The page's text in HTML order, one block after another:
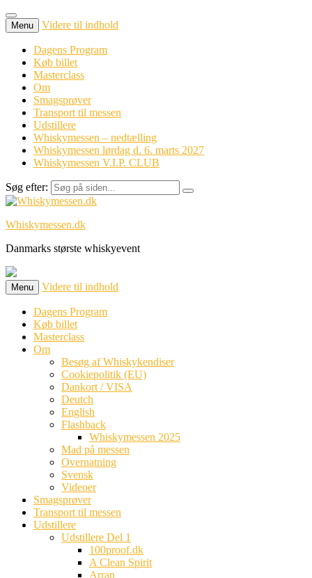
Menu Videre til indhold
Dagens Program
Køb billet
Masterclass
Om
Smagsprøver
Transport til messen
Udstillere
Whiskymessen – nedtælling
Whiskymessen lørdag d. 6. marts 2027
Whiskymessen V.I.P. CLUB
Søg efter:
Whiskymessen.dk
Danmarks største whiskyevent
Menu Videre til indhold
Dagens Program
Køb billet
Masterclass
Om
Besøg af Whiskykendiser
Cookiepolitik (EU)
Dankort / VISA
Deutch
English
Flashback
Whiskymessen 2025
Mad på messen
Overnatning
Svensk
Videoer
Smagsprøver
Transport til messen
Udstillere
Udstillere Del 1
100proof.dk
A Clean Spirit
Arran